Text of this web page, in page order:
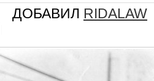
ДОБАВИЛ RIDALAW